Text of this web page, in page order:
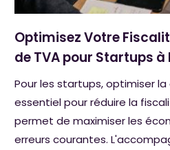
Optimisez Votre
de TVA pour Startups à
Pour les startups, optimiser
essentiel pour réduire la
permet de maximiser les
erreurs courantes.